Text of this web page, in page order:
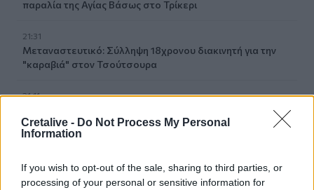
Cretalive - Do Not Process My Personal
Information
If you wish to opt-out of the sale, sharing to third parties, or
processing of your personal or sensitive information for
παραλία της Αγίας Βάσως στο Τρίκερι
21:31
Μεταναστευτικό: Σύλληψη 18χρονου διακινητή για την
"καραβιά" στον Τσούτσουρα
21:11
Μαραντόνα επί της Αγγλίας στο Μουντιάλ 1986
Διεθνείς διακρίσεις για τη μαθητική ταινία stop motion
«Shared Weights» του 8ου Γυμνασίου Ηρακλείου